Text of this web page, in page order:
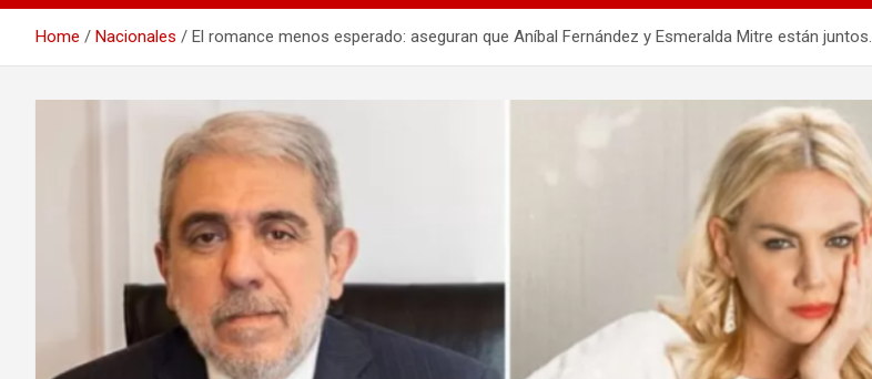
Home Nacionales El romance menos esperado: aseguran que Aníbal Fernández y Esmeralda Mitre están juntos.